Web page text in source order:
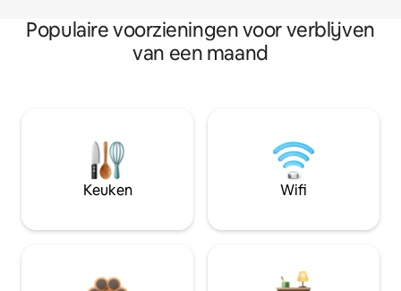
Populaire voorzieningen voor verblijven
van een maand
Keuken Wifi